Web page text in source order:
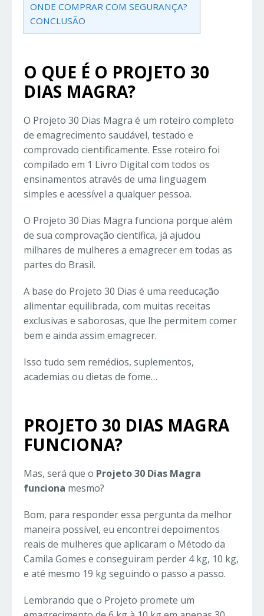
ONDE COMPRAR COM SEGURANÇA?
CONCLUSÃO
O QUE É O PROJETO 30
DIAS MAGRA?
O Projeto 30 Dias Magra é um roteiro completo
de emagrecimento saudável, testado e
comprovado cientificamente. Esse roteiro foi
compilado em 1 Livro Digital com todos os
ensinamentos através de uma linguagem
simples e acessível a qualquer pessoa.
O Projeto 30 Dias Magra funciona porque além
de sua comprovação científica, já ajudou
milhares de mulheres a emagrecer em todas as
partes do Brasil.
A base do Projeto 30 Dias é uma reeducação
alimentar equilibrada, com muitas receitas
exclusivas e saborosas, que lhe permitem comer
bem e ainda assim emagrecer.
Isso tudo sem remédios, suplementos,
academias ou dietas de fome…
PROJETO 30 DIAS MAGRA
FUNCIONA?
Mas, será que o Projeto 30 Dias Magra
funciona mesmo?
Bom, para responder essa pergunta da melhor
maneira possível, eu encontrei depoimentos
reais de mulheres que aplicaram o Método da
Camila Gomes e conseguiram perder 4 kg, 10 kg,
e até mesmo 19 kg seguindo o passo a passo.
Lembrando que o Projeto promete um